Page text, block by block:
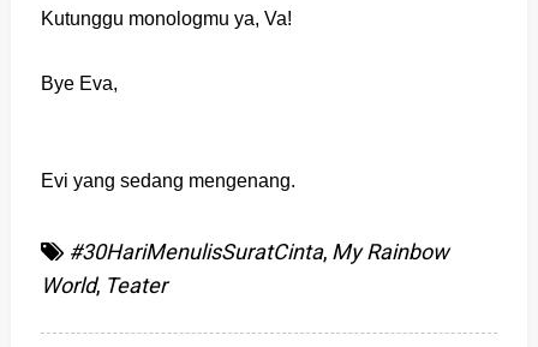
Kutunggu monologmu ya, Va!
Bye Eva,
Evi yang sedang mengenang.
#30HariMenulisSuratCinta, My Rainbow
World, Teater